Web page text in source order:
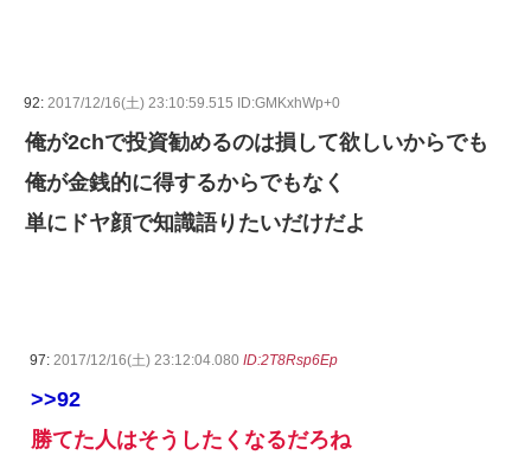
92: 2017/12/16(土) 23:10:59.515 ID:GMKxhWp+0
俺が2chで投資勧めるのは損して欲しいからでも
俺が金銭的に得するからでもなく
単にドヤ顔で知識語りたいだけだよ
97: 2017/12/16(土) 23:12:04.080 ID:2T8Rsp6Ep
>>92
勝てた人はそうしたくなるだろね